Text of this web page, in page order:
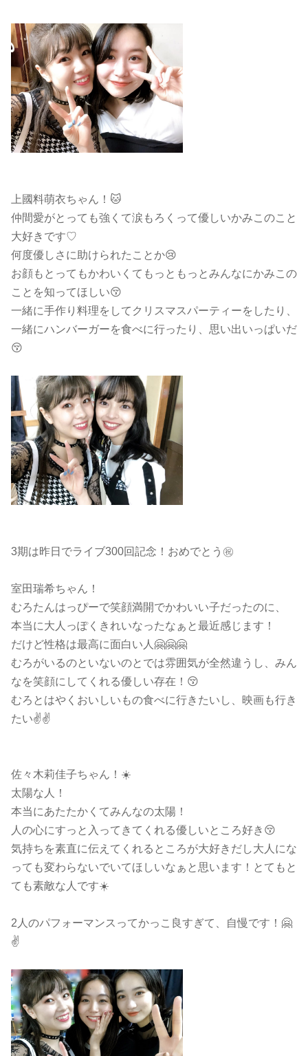
上國料萌衣ちゃん！🐱
仲間愛がとっても強くて涙もろくって優しいかみこのこと
大好きです♡
何度優しさに助けられたことか😢
お顔もとってもかわいくてもっともっとみんなにかみこの
ことを知ってほしい😚
一緒に手作り料理をしてクリスマスパーティーをしたり、
一緒にハンバーガーを食べに行ったり、思い出いっぱいだ
😚
3期は昨日でライブ300回記念！おめでとう㊗️
室田瑞希ちゃん！
むろたんはっぴーで笑顔満開でかわいい子だったのに、
本当に大人っぽくきれいなったなぁと最近感じます！
だけど性格は最高に面白い人🤗🤗🤗
むろがいるのといないのとでは雰囲気が全然違うし、みん
なを笑顔にしてくれる優しい存在！😚
むろとはやくおいしいもの食べに行きたいし、映画も行き
たい✌️✌️
佐々木莉佳子ちゃん！☀️
太陽な人！
本当にあたたかくてみんなの太陽！
人の心にすっと入ってきてくれる優しいところ好き😚
気持ちを素直に伝えてくれるところが大好きだし大人にな
っても変わらないでいてほしいなぁと思います！とてもと
ても素敵な人です☀️
2人のパフォーマンスってかっこ良すぎて、自慢です！🤗
✌️